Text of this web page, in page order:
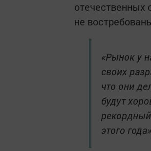
отечественных
не
«Рынок у
своих
что они
будут
этого